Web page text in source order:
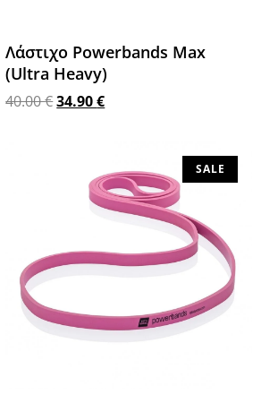
Λάστιχο Powerbands Max
(Ultra Heavy)
40.00€34.90€
SALE